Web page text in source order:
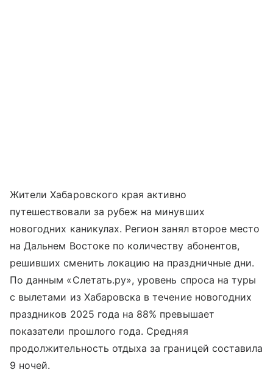
Жители Хабаровского края активно
путешествовали за рубеж на минувших
новогодних каникулах. Регион занял второе место
на Дальнем Востоке по количеству абонентов,
решивших сменить локацию на праздничные дни.
По данным «Слетать.ру», уровень спроса на туры
с вылетами из Хабаровска в течение новогодних
праздников 2025 года на 88% превышает
показатели прошлого года. Средняя
продолжительность отдыха за границей составила
9 ночей.